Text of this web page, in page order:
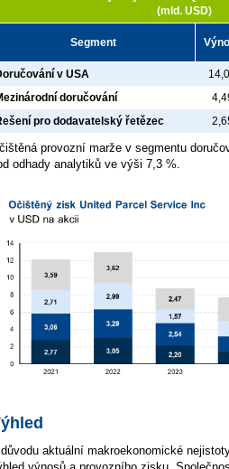
(mld. USD)
Segment
v USA
doručování
pro dodavatelský řetězec
provozní marže v segmentu
odhady analytiků ve výši 7,3 %.
aktuální makroekonomické